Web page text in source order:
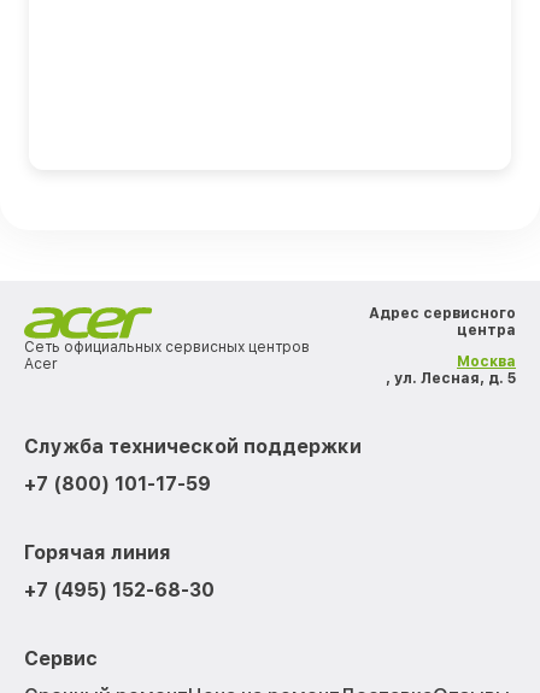
Сеть официальных сервисных центров
Acer
Адрес сервисного
центра
Москва
, ул. Лесная, д. 5
Служба технической поддержки
+7 (800) 101-17-59
Горячая линия
+7 (495) 152-68-30
Сервис